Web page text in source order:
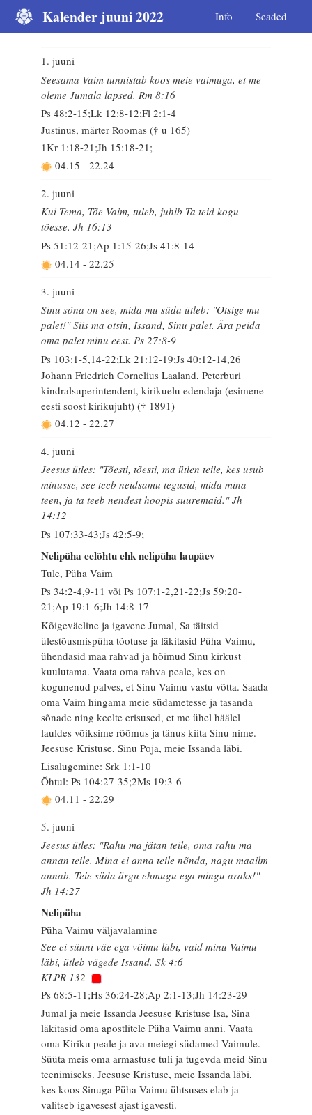
Kalender juuni 2022 Info Seaded
1. juuni
Seesama Vaim tunnistab koos meie vaimuga, et me
oleme Jumala lapsed. Rm 8:16
Ps 48:2-15;Lk 12:8-12;Fl 2:1-4
Justinus, märter Roomas († u 165)
1Kr 1:18-21;Jh 15:18-21;
04.15 - 22.24
2. juuni
Kui Tema, Tõe Vaim, tuleb, juhib Ta teid kogu
tõesse. Jh 16:13
Ps 51:12-21;Ap 1:15-26;Js 41:8-14
04.14 - 22.25
3. juuni
Sinu sõna on see, mida mu süda ütleb: "Otsige mu
palet!" Siis ma otsin, Issand, Sinu palet. Ära peida
oma palet minu eest. Ps 27:8-9
Ps 103:1-5,14-22;Lk 21:12-19;Js 40:12-14,26
Johann Friedrich Cornelius Laaland, Peterburi
kindralsuperintendent, kirikuelu edendaja (esimene
eesti soost kirikujuht) († 1891)
04.12 - 22.27
4. juuni
Jeesus ütles: "Tõesti, tõesti, ma ütlen teile, kes usub
minusse, see teeb neidsamu tegusid, mida mina
teen, ja ta teeb nendest hoopis suuremaid." Jh
14:12
Ps 107:33-43;Js 42:5-9;
Nelipüha eelõhtu ehk nelipüha laupäev
Tule, Püha Vaim
Ps 34:2-4,9-11 või Ps 107:1-2,21-22;Js 59:20-
21;Ap 19:1-6;Jh 14:8-17
Kõigeväeline ja igavene Jumal, Sa täitsid
ülestõusmispüha tõotuse ja läkitasid Püha Vaimu,
ühendasid maa rahvad ja hõimud Sinu kirkust
kuulutama. Vaata oma rahva peale, kes on
kogunenud palves, et Sinu Vaimu vastu võtta. Saada
oma Vaim hingama meie südametesse ja tasanda
sõnade ning keelte erisused, et me ühel häälel
lauldes võiksime rõõmus ja tänus kiita Sinu nime.
Jeesuse Kristuse, Sinu Poja, meie Issanda läbi.
Lisalugemine: Srk 1:1-10
Õhtul: Ps 104:27-35;2Ms 19:3-6
04.11 - 22.29
5. juuni
Jeesus ütles: "Rahu ma jätan teile, oma rahu ma
annan teile. Mina ei anna teile nõnda, nagu maailm
annab. Teie süda ärgu ehmugu ega mingu araks!"
Jh 14:27
Nelipüha
Püha Vaimu väljavalamine
See ei sünni väe ega võimu läbi, vaid minu Vaimu
läbi, ütleb vägede Issand. Sk 4:6
KLPR 132
Ps 68:5-11;Hs 36:24-28;Ap 2:1-13;Jh 14:23-29
Jumal ja meie Issanda Jeesuse Kristuse Isa, Sina
läkitasid oma apostlitele Püha Vaimu anni. Vaata
oma Kiriku peale ja ava meiegi südamed Vaimule.
Süüta meis oma armastuse tuli ja tugevda meid Sinu
teenimiseks. Jeesuse Kristuse, meie Issanda läbi,
kes koos Sinuga Püha Vaimu ühtsuses elab ja
valitseb igavesest ajast igavesti.